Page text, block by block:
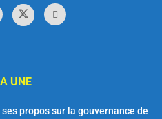
UNE
propos sur la gouvernance de